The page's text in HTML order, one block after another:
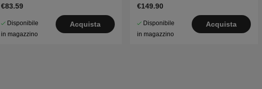
€83.59
Disponibile
in magazzino
Acquista
€149.90
Disponibile
in magazzino
Acquista